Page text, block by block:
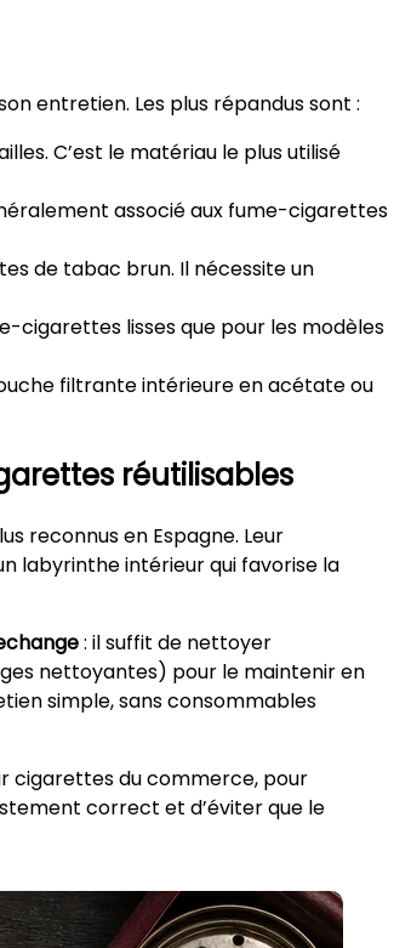
entretien. Les plus répandus sont :
C’est le matériau le plus utilisé
associé aux fume-cigarettes
de tabac brun. Il nécessite un
cigarettes lisses que pour les modèles
filtrante intérieure en acétate ou
réutilisables
reconnus en Espagne. Leur
labyrinthe intérieur qui favorise la
: il suffit de nettoyer
nettoyantes) pour le maintenir en
simple, sans consommables
cigarettes du commerce, pour
correct et d’éviter que le